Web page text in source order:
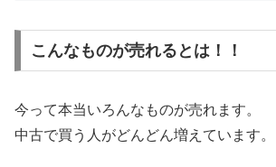
こんなものが売れるとは！！
今って本当いろんなものが売れます。
中古で買う人がどんどん増えています